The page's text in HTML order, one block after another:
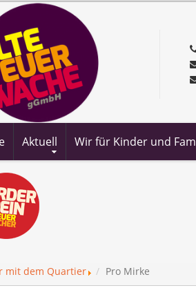
Aktuell Wir für Kinder und
mit dem Quartier Pro Mirke